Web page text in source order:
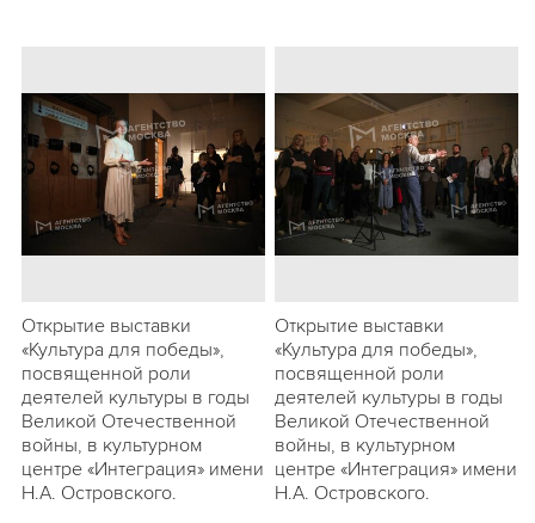
Открытие выставки
«Культура для победы»,
посвященной роли
деятелей культуры в годы
Великой Отечественной
войны, в культурном
центре «Интеграция» имени
Н.А. Островского.
Открытие выставки
«Культура для победы»,
посвященной роли
деятелей культуры в годы
Великой Отечественной
войны, в культурном
центре «Интеграция» имени
Н.А. Островского.